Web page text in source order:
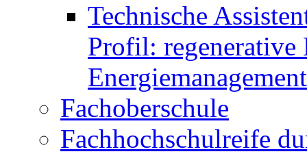
Technische
Profil: regenerative
Energiemanagement
Fachoberschule
Fachhochschulreife